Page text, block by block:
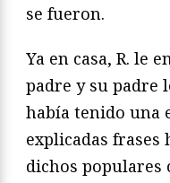
se fueron.
Ya en casa, R. le
padre y su padre
había tenido una
explicadas frases
dichos populares